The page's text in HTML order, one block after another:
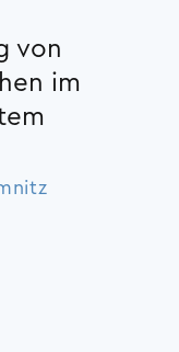
von
im